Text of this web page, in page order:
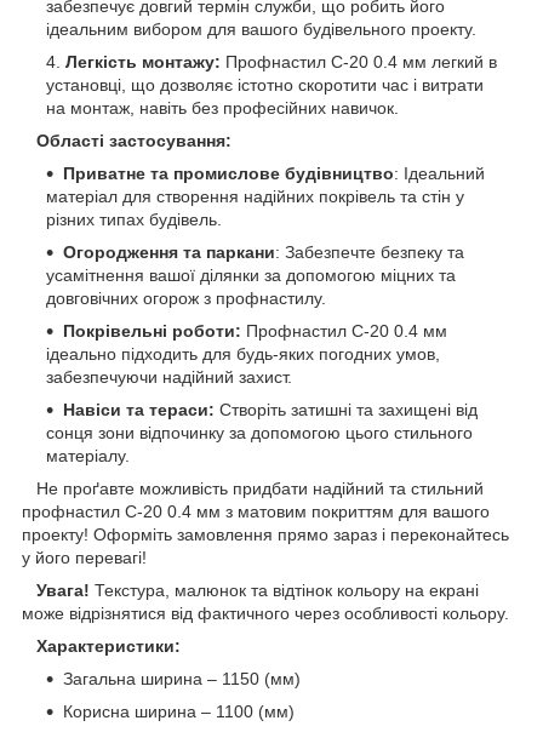
забезпечує довгий термін служби, що робить його
ідеальним вибором для вашого будівельного проекту.
Легкість монтажу: Профнастил С-20 0.4 мм легкий в
установці, що дозволяє істотно скоротити час і витрати
на монтаж, навіть без професійних навичок.
Області застосування:
Приватне та промислове будівництво: Ідеальний
матеріал для створення надійних покрівель та стін у
різних типах будівель.
Огородження та паркани: Забезпечте безпеку та
усамітнення вашої ділянки за допомогою міцних та
довговічних огорож з профнастилу.
Покрівельні роботи: Профнастил С-20 0.4 мм
ідеально підходить для будь-яких погодних умов,
забезпечуючи надійний захист.
Навіси та тераси: Створіть затишні та захищені від
сонця зони відпочинку за допомогою цього стильного
матеріалу.
Не проґавте можливість придбати надійний та стильний
профнастил С-20 0.4 мм з матовим покриттям для вашого
проекту! Оформіть замовлення прямо зараз і переконайтесь
у його перевагі!
Увага! Текстура, малюнок та відтінок кольору на екрані
може відрізнятися від фактичного через особливості кольору.
Характеристики:
Загальна ширина – 1150 (мм)
Корисна ширина – 1100 (мм)